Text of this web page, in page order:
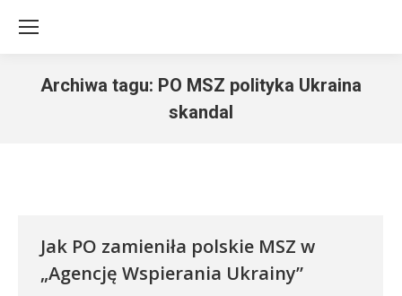
Archiwa tagu: PO MSZ polityka Ukraina
skandal
Jak PO zamieniła polskie MSZ w
„Agencję Wspierania Ukrainy”